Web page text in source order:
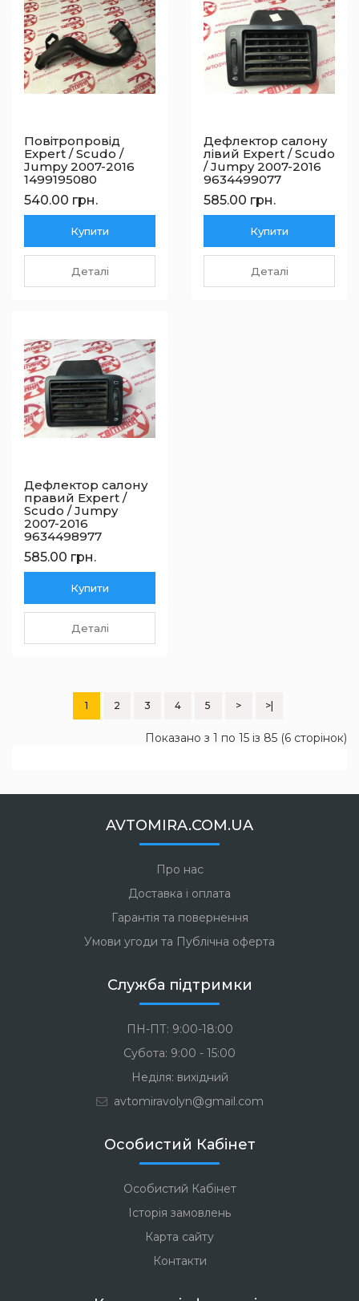
Повітропровід
Expert / Scudo /
Jumpy 2007-2016
1499195080
540.00 грн.
Купити
Деталі
Дефлектор салону
лівий Expert / Scudo
/ Jumpy 2007-2016
9634499077
585.00 грн.
Купити
Деталі
Дефлектор салону
правий Expert /
Scudo / Jumpy
2007-2016
9634498977
585.00 грн.
Купити
Деталі
1 2 3 4 5 > >|
Показано з 1 по 15 із 85 (6 сторінок)
AVTOMIRA.COM.UA
Про нас
Доставка і оплата
Гарантія та повернення
Умови угоди та Публічна оферта
Служба підтримки
ПН-ПТ: 9:00-18:00
Субота: 9:00 - 15:00
Неділя: вихідний
avtomiravolyn@gmail.com
Особистий Кабінет
Особистий Кабінет
Історія замовлень
Карта сайту
Контакти